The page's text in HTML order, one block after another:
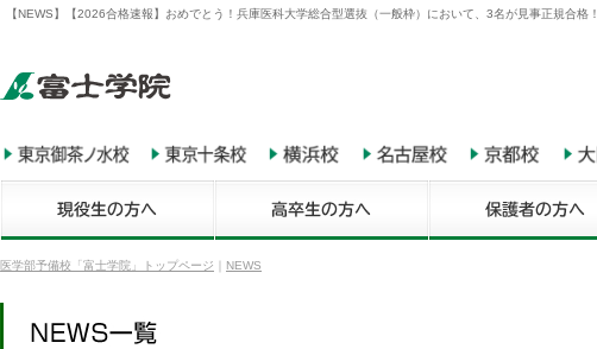
【NEWS】【2026合格速報】おめでとう！兵庫医科大学総合型選抜（一般枠）において、3名が見事正規合格！
医学部予備校「富士学院」トップページ NEWS